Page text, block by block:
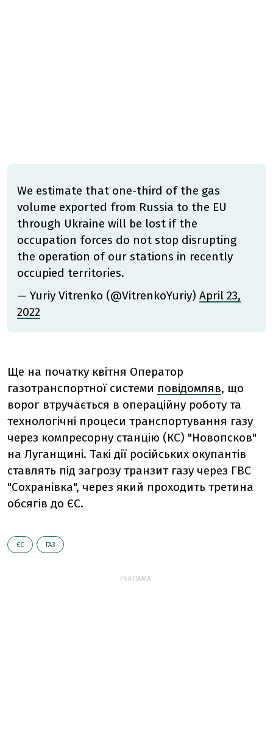
We estimate that one-third of the gas
volume exported from Russia to the EU
through Ukraine will be lost if the
occupation forces do not stop disrupting
the operation of our stations in recently
occupied territories.
— Yuriy Vitrenko (@VitrenkoYuriy) April 23,
2022
Ще на початку квітня Оператор
газотранспортної системи повідомляв, що
ворог втручається в операційну роботу та
технологічні процеси транспортування газу
через компресорну станцію (КС) "Новопсков"
на Луганщині. Такі дії російських окупантів
ставлять під загрозу транзит газу через ГВС
"Сохранівка", через який проходить третина
обсягів до ЄС.
ЄС ГАЗ
РЕКЛАМА: